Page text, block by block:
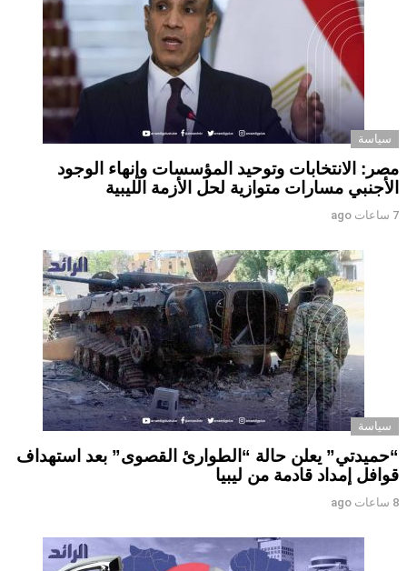
سياسة
مصر: الانتخابات وتوحيد المؤسسات وإنهاء الوجود
الأجنبي مسارات متوازية لحل الأزمة الليبية
7 ساعات ago
سياسة
“حميدتي” يعلن حالة “الطوارئ القصوى” بعد استهداف
قوافل إمداد قادمة من ليبيا
8 ساعات ago